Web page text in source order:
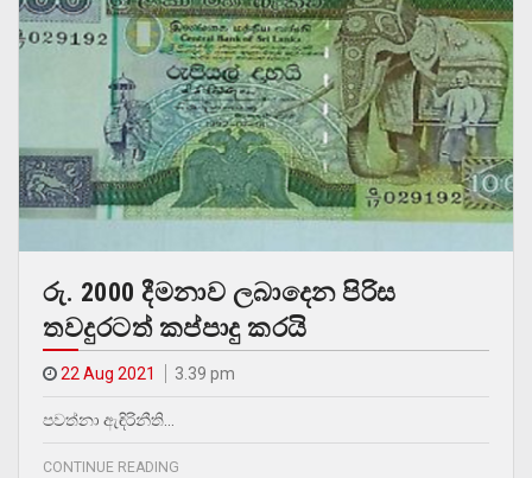
රු. 2000 දීමනාව ලබාදෙන පිරිස
තවදුරටත් කප්පාදු කරයි
22 Aug 2021 3.39 pm
පවත්නා ඇඳිරිනීති…
CONTINUE READING